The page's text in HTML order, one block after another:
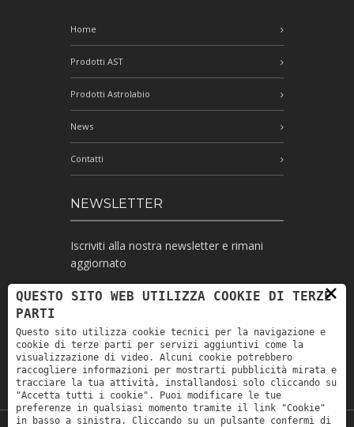
Home
Prodotti AST
Prodotti Astrolabio
News
Contatti
NEWSLETTER
Iscriviti alla nostra newsletter e rimani
aggiornato
Ho letto l'informativa e autorizzo il
trattamento dei miei dati personali per le
finalità ivi indicate *
×
QUESTO SITO WEB UTILIZZA COOKIE DI TERZE
PARTI
Questo sito utilizza cookie tecnici per la navigazione e
cookie di terze parti per servizi aggiuntivi come la
visualizzazione di video. Alcuni cookie potrebbero
raccogliere informazioni per mostrarti pubblicità mirata e
tracciare la tua attività, installandosi solo cliccando su
"Accetta tutti i cookie". Puoi modificare le tue
preferenze in qualsiasi momento tramite il link "Cookie"
in basso a sinistra. Cliccando su un pulsante confermi di